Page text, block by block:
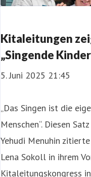
Kitaleitungen
„Singende
5. Juni 2025 21:45
„Das Singen ist die
Menschen“. Diesen
Yehudi Menuhin
Lena Sokoll in ihrem
Kitaleitungskongress